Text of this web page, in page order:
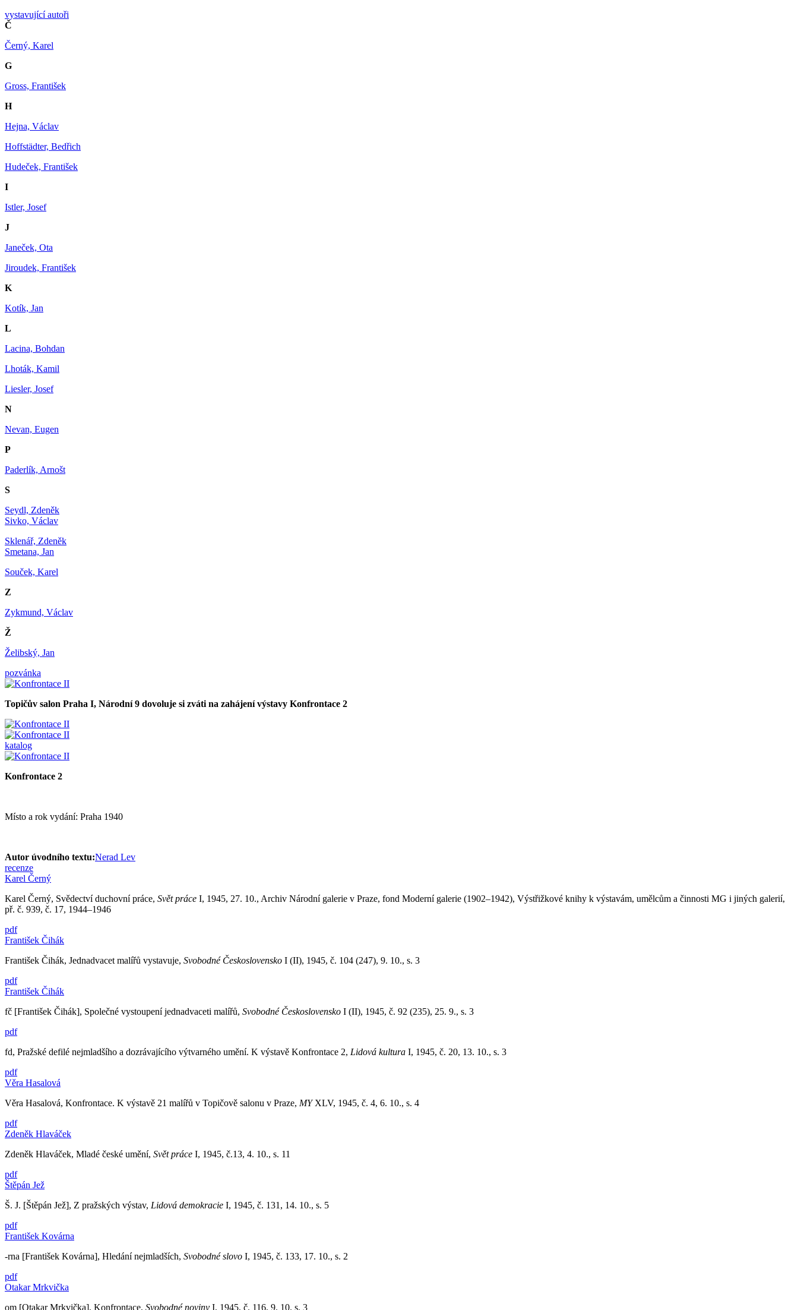
vystavující autoři
Č
Černý, Karel
G
Gross, František
H
Hejna, Václav
Hoffstädter, Bedřich
Hudeček, František
I
Istler, Josef
J
Janeček, Ota
Jiroudek, František
K
Kotík, Jan
L
Lacina, Bohdan
Lhoták, Kamil
Liesler, Josef
N
Nevan, Eugen
P
Paderlík, Arnošt
S
Seydl, Zdeněk
Sivko, Václav
Sklenář, Zdeněk
Smetana, Jan
Souček, Karel
Z
Zykmund, Václav
Ž
Želibský, Jan
pozvánka
Topičův salon Praha I, Národní 9 dovoluje si zváti na zahájení výstavy Konfrontace 2
katalog
Konfrontace 2
Místo a rok vydání: Praha 1940
Autor úvodního textu:Nerad Lev
recenze
Karel Černý
Karel Černý, Svědectví duchovní práce, Svět práce I, 1945, 27. 10., Archiv Národní galerie v Praze, fond Moderní galerie (1902–1942), Výstřižkové knihy k výstavám, umělcům a činnosti MG i jiných galerií,
př. č. 939, č. 17, 1944–1946
pdf
František Čihák
František Čihák, Jednadvacet malířů vystavuje, Svobodné Československo I (II), 1945, č. 104 (247), 9. 10., s. 3
pdf
František Čihák
fč [František Čihák], Společné vystoupení jednadvaceti malířů, Svobodné Československo I (II), 1945, č. 92 (235), 25. 9., s. 3
pdf
fd, Pražské defilé nejmladšího a dozrávajícího výtvarného umění. K výstavě Konfrontace 2, Lidová kultura I, 1945, č. 20, 13. 10., s. 3
pdf
Věra Hasalová
Věra Hasalová, Konfrontace. K výstavě 21 malířů v Topičově salonu v Praze, MYXLV, 1945, č. 4, 6. 10., s. 4
pdf
Zdeněk Hlaváček
Zdeněk Hlaváček, Mladé české umění, Svět práce I, 1945, č.13, 4. 10., s. 11
pdf
Štěpán Jež
Š. J. [Štěpán Jež], Z pražských výstav, Lidová demokracie I, 1945, č. 131, 14. 10., s. 5
pdf
František Kovárna
-rna [František Kovárna], Hledání nejmladších, Svobodné slovo I, 1945, č. 133, 17. 10., s. 2
pdf
Otakar Mrkvička
om [Otakar Mrkvička], Konfrontace, Svobodné noviny I, 1945, č. 116, 9. 10. s. 3